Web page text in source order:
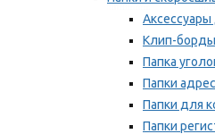
Клип-борды
Папка
Папки
Папки для
Папки